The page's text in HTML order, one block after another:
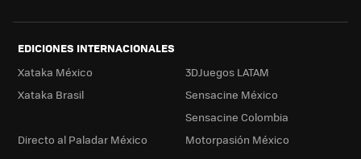
EDICIONES INTERNACIONALES
Xataka México
Xataka Brasil
3DJuegos LATAM
Sensacine México
Sensacine Colombia
Directo al Paladar México
Motorpasión México